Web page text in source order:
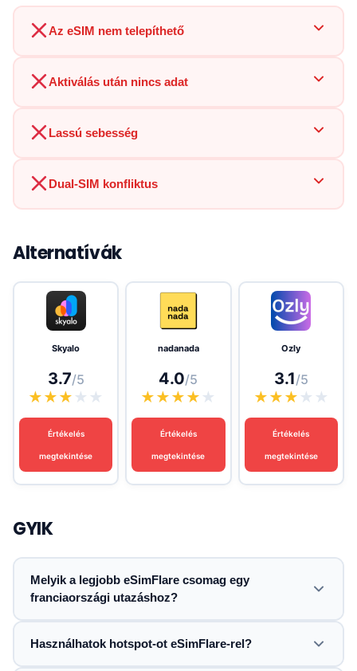
Az eSIM nem telepíthető
Aktiválás után nincs adat
Lassú sebesség
Dual-SIM konfliktus
Alternatívák
Skyalo
3.7/5
★★★ ★ ★
Értékelés
megtekintése
nadanada
4.0/5
★★★★ ★
Értékelés
megtekintése
Ozly
3.1/5
★★★ ★ ★
Értékelés
megtekintése
GYIK
Melyik a legjobb eSimFlare csomag egy
franciaországi utazáshoz?
Használhatok hotspot-ot eSimFlare-rel?